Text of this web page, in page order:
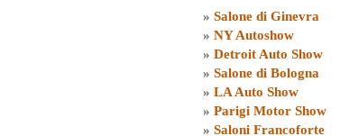
» Salone di Ginevra
» NY Autoshow
» Detroit Auto Show
» Salone di Bologna
» LA Auto Show
» Parigi Motor Show
» Saloni Francoforte